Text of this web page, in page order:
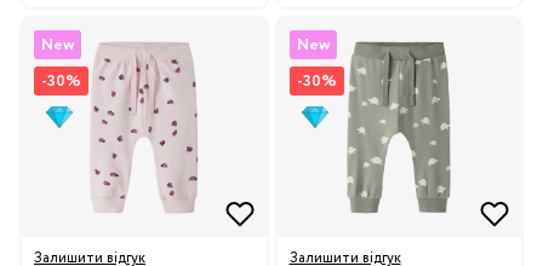
New
-30%
Залишити відгук
New
-30%
Залишити відгук